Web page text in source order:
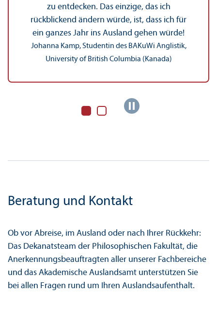
zu entdecken. Das einzige, das ich
rückblickend ändern würde, ist, dass ich für
ein ganzes Jahr ins Ausland gehen würde!
Johanna Kamp, Studentin des BAKuWi Anglistik,
University of British Columbia (Kanada)
Beratung und Kontakt
Ob vor Abreise, im Ausland oder nach Ihrer Rückkehr:
Das Dekanats­team der Philosophischen Fakultät, die
Anerkennungs­beauftragten aller unserer Fach­bereiche
und das Akademische Auslands­amt unter­stützen Sie
bei allen Fragen rund um Ihren Auslands­aufenthalt.